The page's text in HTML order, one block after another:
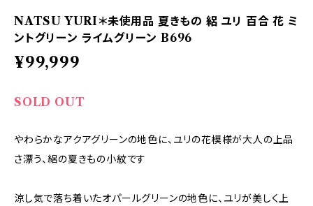
NATSU YURI＊未使用品 夏きもの 絽 ユリ 百合 花 ミ
ントグリーン ライムグリーン B696
¥99,999
SOLD OUT
やわらかなアクアグリーンの地色に、ユリの花模様が大人の上品
さ漂う、絽の夏きもの小紋です
涼し気で落ち着いたオパールグリーンの地色に、ユリが美しく上